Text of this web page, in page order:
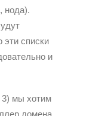
нода).
эти списки
и
3) мы хотим
домена